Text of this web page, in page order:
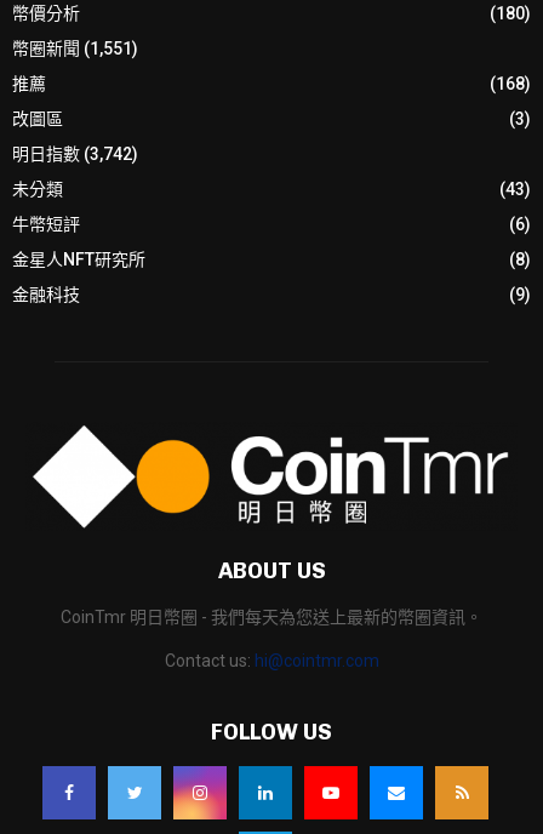
幣價分析
(180)
幣圈新聞 (1,551)
推薦
(168)
改圖區
(3)
明日指數 (3,742)
未分類
(43)
牛幣短評
(6)
金星人NFT研究所
(8)
金融科技
(9)
ABOUT US
CoinTmr 明日幣圈 - 我們每天為您送上最新的幣圈資訊。
Contact us: hi@cointmr.com
FOLLOW US